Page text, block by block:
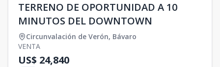
TERRENO DE OPORTUNIDAD A 10
MINUTOS DEL DOWNTOWN
Circunvalación de Verón, Bávaro
VENTA
US$ 24,840